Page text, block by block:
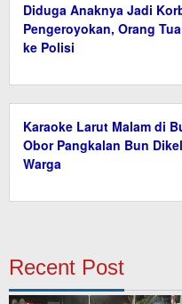
Diduga Anaknya Jadi
Pengeroyokan, Orang
ke Polisi
Karaoke Larut Malam di
Obor Pangkalan Bun
Warga
Recent Post